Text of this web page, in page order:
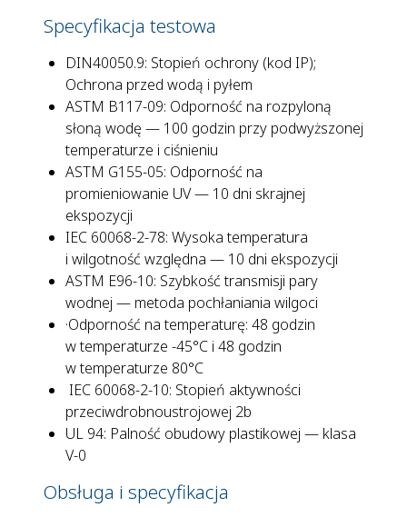
Specyfikacja testowa
DIN40050.9: Stopień ochrony (kod IP);
Ochrona przed wodą i pyłem
ASTM B117-09: Odporność na rozpyloną
słoną wodę — 100 godzin przy podwyższonej
temperaturze i ciśnieniu
ASTM G155-05: Odporność na
promieniowanie UV — 10 dni skrajnej
ekspozycji
IEC 60068-2-78: Wysoka temperatura
i wilgotność względna — 10 dni ekspozycji
ASTM E96-10: Szybkość transmisji pary
wodnej — metoda pochłaniania wilgoci
·Odporność na temperaturę: 48 godzin
w temperaturze -45°C i 48 godzin
w temperaturze 80°C
IEC 60068-2-10: Stopień aktywności
przeciwdrobnoustrojowej 2b
UL 94: Palność obudowy plastikowej — klasa
V-0
Obsługa i specyfikacja